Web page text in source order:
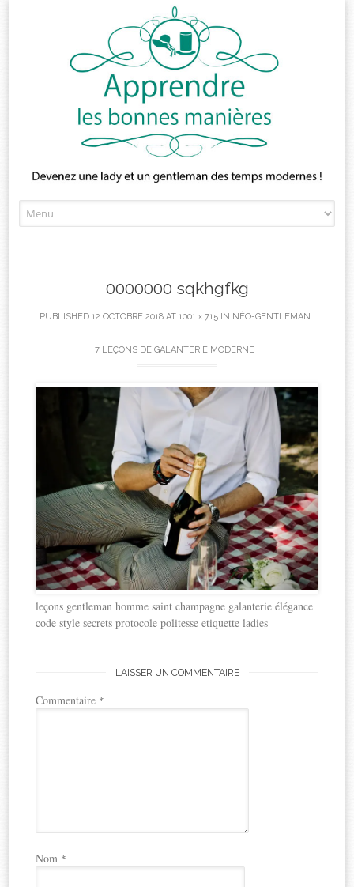
to
0000000 sqkhgfkg
PUBLISHED 12 OCTOBRE 2018AT 1001 × 715IN NÉO-GENTLEMAN :
7 LEÇONS DE GALANTERIE MODERNE !
leçons gentleman homme saint champagne galanterie élégance
code style secrets protocole politesse etiquette ladies
LAISSER UN COMMENTAIRE
Commentaire *
Nom *